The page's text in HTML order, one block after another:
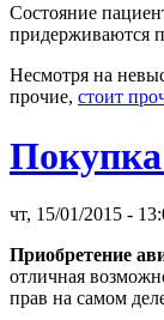
Состояние
придерживаются
Несмотря на
прочие, стоит
чт, 15/01/2015 -
Приобретение
отличная
прав на самом